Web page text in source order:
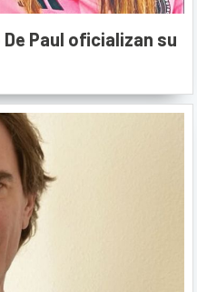
Paul oficializan su